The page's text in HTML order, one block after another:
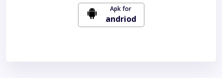
Apk for
andriod